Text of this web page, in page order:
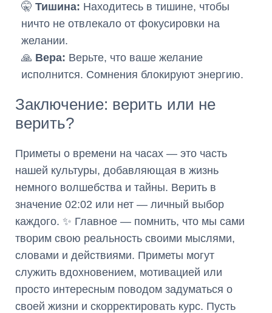
🤫 Тишина: Находитесь в тишине, чтобы
ничто не отвлекало от фокусировки на
желании.
🙏 Вера: Верьте, что ваше желание
исполнится. Сомнения блокируют энергию.
Заключение: верить или не
верить?
Приметы о времени на часах — это часть
нашей культуры, добавляющая в жизнь
немного волшебства и тайны. Верить в
значение 02:02 или нет — личный выбор
каждого. ✨ Главное — помнить, что мы сами
творим свою реальность своими мыслями,
словами и действиями. Приметы могут
служить вдохновением, мотивацией или
просто интересным поводом задуматься о
своей жизни и скорректировать курс. Пусть